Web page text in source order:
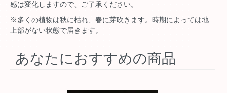
感は変化しますので、ご了承ください。
※多くの植物は秋に枯れ、春に芽吹きます。時期によっては地
上部がない状態で届きます。
あなたにおすすめの商品